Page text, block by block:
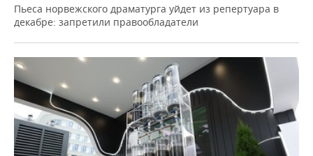
Пьеса норвежского драматурга уйдет из репертуара в
декабре: запретили правообладатели